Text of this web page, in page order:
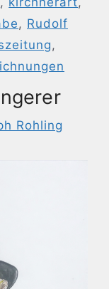
, Rudolf
,
Rohling